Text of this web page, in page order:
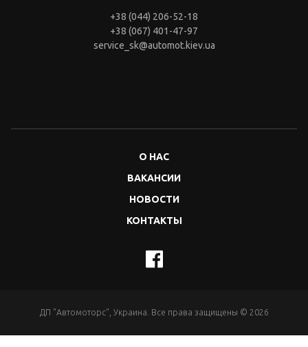
+38 (044) 206-52-18
+38 (067) 401-47-97
service_sk@automot.kiev.ua
О НАС
ВАКАНСИИ
НОВОСТИ
КОНТАКТЫ
ДП "Автомоторс", Украина. Все права защищены © 2026